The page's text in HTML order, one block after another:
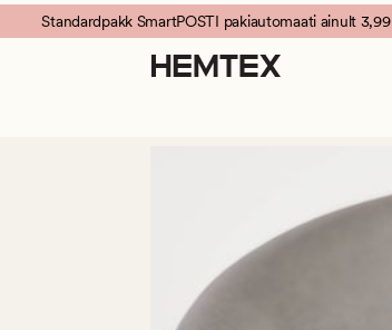
Standardpakk SmartPOSTI pakiautomaati ainult 3,99